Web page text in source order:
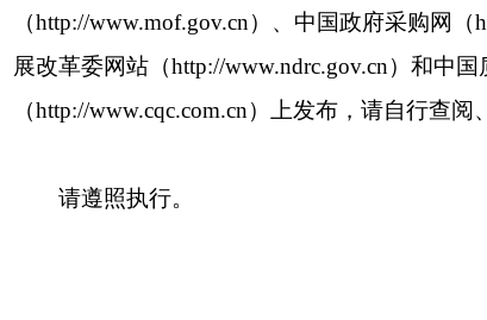
（http://www.mof.gov.cn）、中国政府采购网
展改革委网站（http://www.ndrc.gov.cn）和中
（http://www.cqc.com.cn）上发布，请自行查阅
请遵照执行。